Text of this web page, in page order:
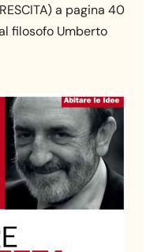
a pagina 40
filosofo Umberto